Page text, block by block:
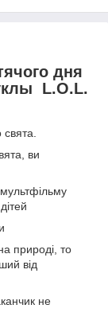
дня
L.O.L.
свята.
ви
природі, то
від
не